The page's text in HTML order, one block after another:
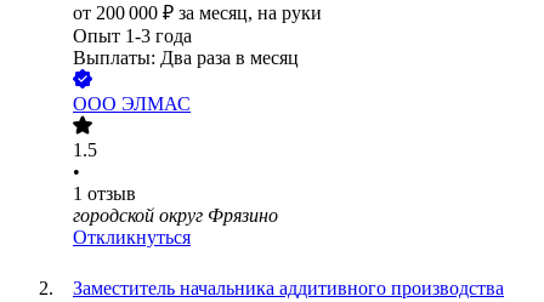
от 200 000 ₽ за месяц, на руки
Опыт 1-3 года
Выплаты: Два раза в месяц
ООО ЭЛМАС
1.5
•
1 отзыв
городской округ Фрязино
Откликнуться
Заместитель начальника аддитивного производства